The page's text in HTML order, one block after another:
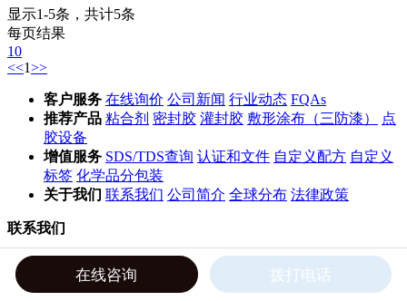
显示1-5条，共计5条
每页结果
10
<<1>>
客户服务 在线询价 公司新闻 行业动态 FQAs
推荐产品 粘合剂 密封胶 灌封胶 敷形涂布（三防漆）
点
胶设备
增值服务 SDS/TDS查询 认证和文件 自定义配方 自定义
标签 化学品分包装
关于我们 联系我们 公司简介 全球分布 法律政策
联系我们
400 9686 083
+86 755 22945833info@ellsworth.com.cn
在线咨询 拨打电话